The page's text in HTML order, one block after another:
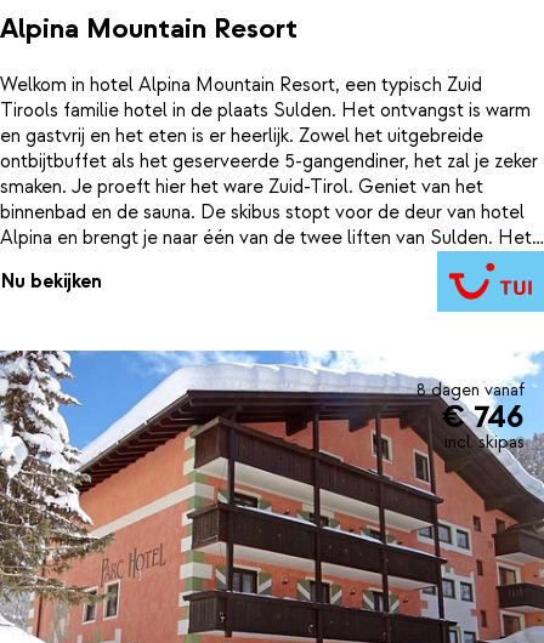
Alpina Mountain Resort
Welkom in hotel Alpina Mountain Resort, een typisch Zuid
Tirools familie hotel in de plaats Sulden. Het ontvangst is warm
en gastvrij en het eten is er heerlijk. Zowel het uitgebreide
ontbijtbuffet als het geserveerde 5-gangendiner, het zal je zeker
smaken. Je proeft hier het ware Zuid-Tirol. Geniet van het
binnenbad en de sauna. De skibus stopt voor de deur van hotel
Alpina en brengt je naar één van de twee liften van Sulden. Het
skigebied van Sulden is uitgebreid met een extra lift, waardoor er
enkele kilometers piste extra beschikbaar zijn. Het dorp is rustig
en gemoedelijk waar je kwaliteit mag verwachten voor een
waardoor je tot en met Pasen kunt skiën.
Nu bekijken
8 dagen vanaf
€ 746
incl. skipas